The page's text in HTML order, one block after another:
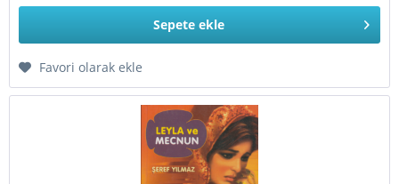
Sepete ekle
Favori olarak ekle